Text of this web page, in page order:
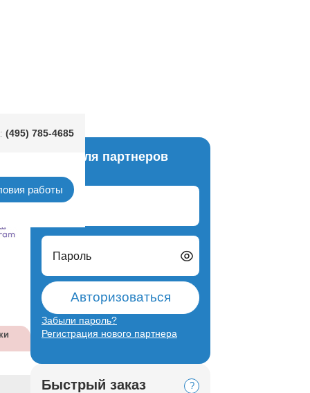
(495) 785-4685
работы
Вход для партнеров
Логин
Пароль
Авторизоваться
Забыли пароль?
Регистрация нового партнера
Быстрый заказ ?